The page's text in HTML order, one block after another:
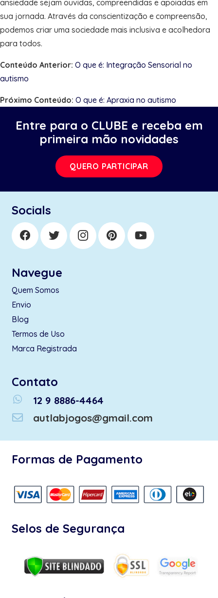
ansiedade sejam ouvidas, compreendidas e apoiadas em
sua jornada. Através da conscientização e compreensão,
podemos criar uma sociedade mais inclusiva e acolhedora
para todos.
Conteúdo Anterior: O que é: Integração Sensorial no
autismo
Próximo Conteúdo: O que é: Apraxia no autismo
Entre para o CLUBE e receba em
primeira mão novidades
QUERO PARTICIPAR
Socials
Navegue
Quem Somos
Envio
Blog
Termos de Uso
Marca Registrada
Contato
whatsapp
12 9 8886-4464
autlabjogos@gmail.com
Formas de Pagamento
Selos de Segurança